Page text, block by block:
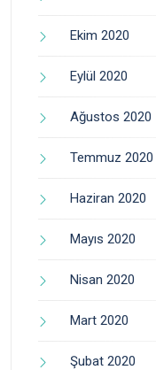
Ekim 2020
Eylül 2020
Ağustos 2020
Temmuz 2020
Haziran 2020
Mayıs 2020
Nisan 2020
Mart 2020
Şubat 2020